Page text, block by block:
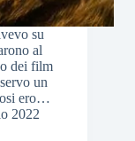
su
al
dei film
un
ero…
2022